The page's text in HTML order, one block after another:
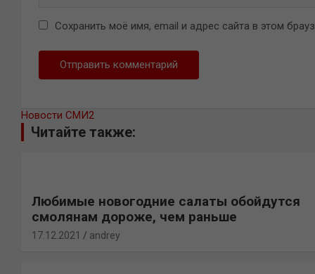
Сохранить моё имя, email и адрес сайта в этом
Новости СМИ2
Читайте также:
Любимые новогодние салаты обойдутся
смолянам дороже, чем раньше
17.12.2021 andrey